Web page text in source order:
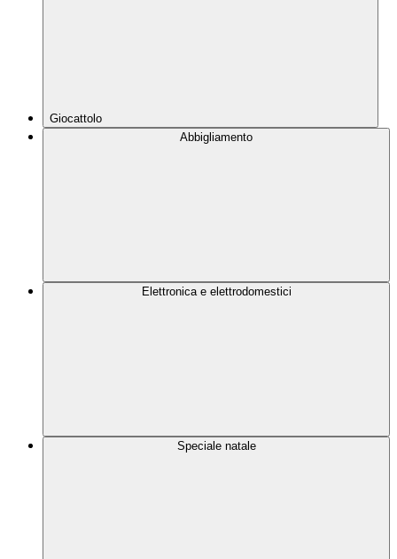
Giocattolo
Abbigliamento
Elettronica e elettrodomestici
Speciale natale